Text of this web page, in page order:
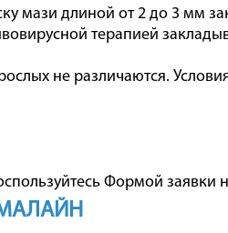
мази длиной от 2 до 3 мм
терапией
не различаются.
Формой заявки